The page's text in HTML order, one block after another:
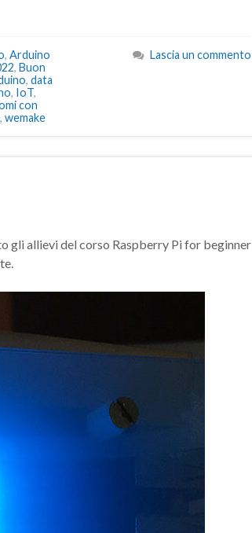
, Arduino
, Buon
, data
, IoT,
con
, wemake
Lascia un commento
gli allievi del corso Raspberry Pi for beginner